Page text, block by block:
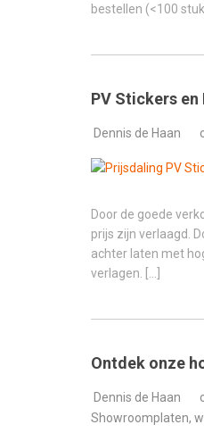
bestellen (<100
PV Stickers
Dennis de Haan
Door de goede
prijs zijn verlaagd.
achter laten met
verlagen. […]
Ontdek onze
Dennis de Haan
Showroomplaten,